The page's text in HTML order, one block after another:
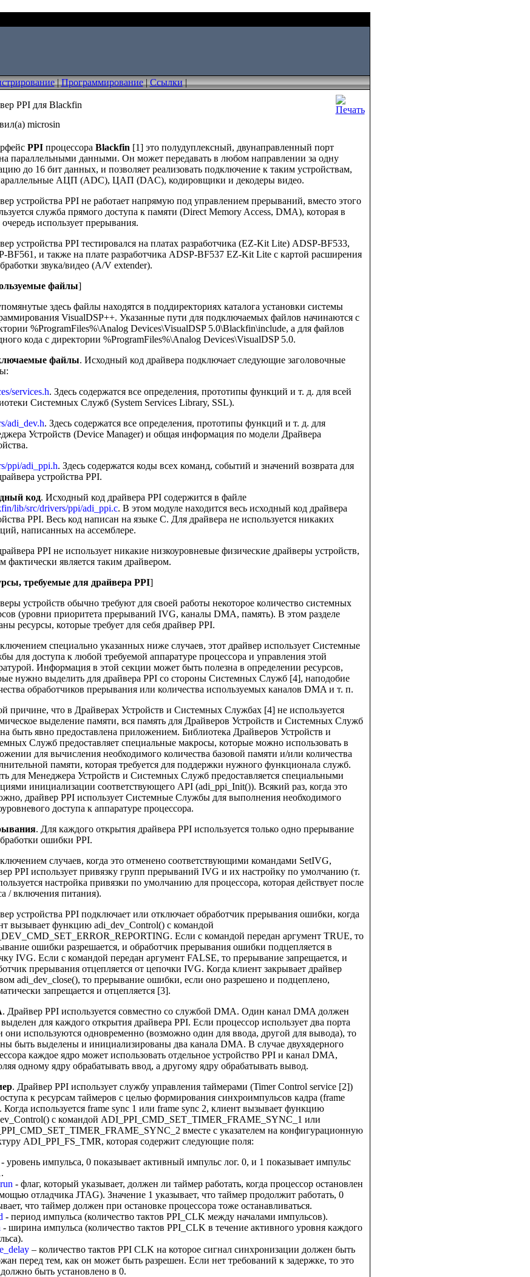
|Программирование|Ссылки|
PPI для Blackfin
microsin
PPIпроцессора Blackfin [1] это полудуплексный, двунаправленный порт
параллельными данными. Он может передавать в любом направлении за одну
до 16 бит данных, и позволяет реализовать подключение к таким устройствам,
АЦП (ADC), ЦАП (DAC), кодировщики и декодеры видео.
устройства PPI не работает напрямую под управлением прерываний, вместо этого
служба прямого доступа к памяти (Direct Memory Access, DMA), которая в
использует прерывания.
устройства PPI тестировался на платах разработчика (EZ-Kit Lite) ADSP-BF533,
BF561, и также на плате разработчика ADSP-BF537 EZ-Kit Lite с картой расширения
звука/видео (A/V extender).
файлы]
здесь файлы находятся в поддиректориях каталога установки системы
VisualDSP++. Указанные пути для подключаемых файлов начинаются с
%ProgramFiles%\Analog Devices\VisualDSP 5.0\Blackfin\include, а для файлов
кода с директории %ProgramFiles%\Analog Devices\VisualDSP 5.0.
файлы. Исходный код драйвера подключает следующие заголовочные
services.h. Здесь содержатся все определения, прототипы функций и т. д. для всей
Системных Служб (System Services Library, SSL).
adi_dev.h. Здесь содержатся все определения, прототипы функций и т. д. для
Устройств (Device Manager) и общая информация по модели Драйвера
ppi/adi_ppi.h. Здесь содержатся коды всех команд, событий и значений возврата для
устройства PPI.
код. Исходный код драйвера PPI содержится в файле
lib/src/drivers/ppi/adi_ppi.c. В этом модуле находится весь исходный код драйвера
PPI. Весь код написан на языке C. Для драйвера не используется никаких
написанных на ассемблере.
PPI не использует никакие низкоуровневые физические драйверы устройств,
фактически является таким драйвером.
требуемые для драйвера PPI]
устройств обычно требуют для своей работы некоторое количество системных
(уровни приоритета прерываний IVG, каналы DMA, память). В этом разделе
ресурсы, которые требует для себя драйвер PPI.
специально указанных ниже случаев, этот драйвер использует Системные
для доступа к любой требуемой аппаратуре процессора и управления этой
Информация в этой секции может быть полезна в определении ресурсов,
нужно выделить для драйвера PPI со стороны Системных Служб [4], наподобие
обработчиков прерывания или количества используемых каналов DMA и т. п.
причине, что в Драйверах Устройств и Системных Службах [4] не используется
выделение памяти, вся память для Драйверов Устройств и Системных Служб
быть явно предоставлена приложением. Библиотека Драйверов Устройств и
Служб предоставляет специальные макросы, которые можно использовать в
для вычисления необходимого количества базовой памяти и/или количества
памяти, которая требуется для поддержки нужного функционала служб.
для Менеджера Устройств и Системных Служб предоставляется специальными
инициализации соответствующего API (adi_ppi_Init()). Всякий раз, когда это
драйвер PPI использует Системные Службы для выполнения необходимого
доступа к аппаратуре процессора.
. Для каждого открытия драйвера PPI используется только одно прерывание
ошибки PPI.
случаев, когда это отменено соответствующими командами SetIVG,
PPI использует привязку групп прерываний IVG и их настройку по умолчанию (т.
настройка привязки по умолчанию для процессора, которая действует после
/ включения питания).
устройства PPI подключает или отключает обработчик прерывания ошибки, когда
вызывает функцию adi_dev_Control() с командой
Если с командой передан аргумент TRUE, то
ошибки разрешается, и обработчик прерывания ошибки подцепляется в
IVG. Если с командой передан аргумент FALSE, то прерывание запрещается, и
прерывания отцепляется от цепочки IVG. Когда клиент закрывает драйвер
adi_dev_close(), то прерывание ошибки, если оно разрешено и подцеплено,
запрещается и отцепляется [3].
. Драйвер PPI используется совместно со службой DMA. Один канал DMA должен
для каждого открытия драйвера PPI. Если процессор использует два порта
они используются одновременно (возможно один для ввода, другой для вывода), то
быть выделены и инициализированы два канала DMA. В случае двухядерного
каждое ядро может использовать отдельное устройство PPI и канал DMA,
одному ядру обрабатывать ввод, а другому ядру обрабатывать вывод.
. Драйвер PPI использует службу управления таймерами (Timer Control service [2])
к ресурсам таймеров с целью формирования синхроимпульсов кадра (frame
Когда используется frame sync 1 или frame sync 2, клиент вызывает функцию
с командой ADI_PPI_CMD_SET_TIMER_FRAME_SYNC_1 или
вместе с указателем на конфигурационную
ADI_PPI_FS_TMR, которая содержит следующие поля:
уровень импульса, 0 показывает активный импульс лог. 0, и 1 показывает импульс
- флаг, который указывает, должен ли таймер работать, когда процессор остановлен
отладчика JTAG). Значение 1 указывает, что таймер продолжит работать, 0
что таймер должен при остановке процессора тоже останавливаться.
- период импульса (количество тактов PPI_CLK между началами импульсов).
- ширина импульса (количество тактов PPI_CLK в течение активного уровня каждого
– количество тактов PPI CLK на которое сигнал синхронизации должен быть
перед тем, как он может быть разрешен. Если нет требований к задержке, то это
быть установлено в 0.